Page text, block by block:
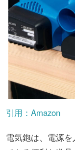
引用：Amazon
電気鉋は、電源